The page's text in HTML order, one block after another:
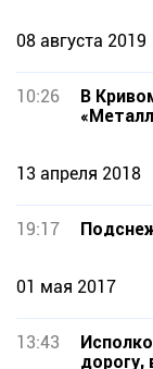
08 августа 2019
10:26
В
13 апреля 2018
19:17
01 мая 2017
13:43
дорогу,